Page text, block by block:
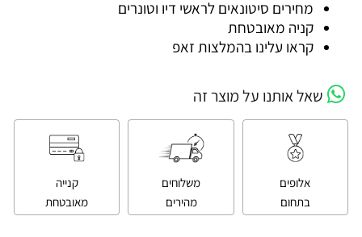
מחירים סיטונאים לראשי דיו וטונרים
קניה מאובטחת
קראו עלינו בהמלצות זאפ
שאל אותנו על מוצר זה
אלופים
בתחום
משלוחים
מהירים
קנייה
מאובטחת